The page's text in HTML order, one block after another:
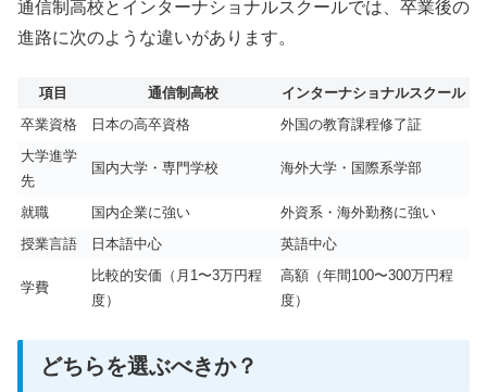
通信制高校とインターナショナルスクールでは、卒業後の
進路に次のような違いがあります。
項目 通信制高校
インターナショナルスクール
卒業資格
日本の高卒資格
外国の教育課程修了証
大学進学
先
国内大学・専門学校 海外大学・国際系学部
就職 国内企業に強い
外資系・海外勤務に強い
授業言語
日本語中心 英語中心
学費
比較的安価（月1〜3万円程
度）
高額（年間100〜300万円程
度）
どちらを選ぶべきか？